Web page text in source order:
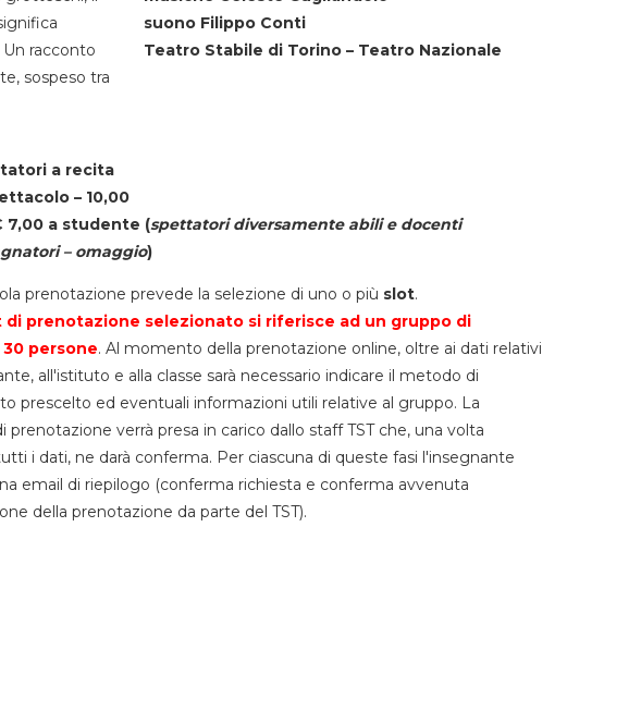
racconto
sospeso tra
suono Filippo Conti
Teatro Stabile di Torino – Teatro Nazionale
a recita
– 10,00
7,00 a studente (spettatori diversamente abili e docenti
– omaggio)
prenotazione prevede la selezione di uno o più slot.
di prenotazione selezionato si riferisce ad un gruppo di
30 persone. Al momento della prenotazione online, oltre ai dati relativi
all'istituto e alla classe sarà necessario indicare il metodo di
prescelto ed eventuali informazioni utili relative al gruppo. La
prenotazione verrà presa in carico dallo staff TST che, una volta
i dati, ne darà conferma. Per ciascuna di queste fasi l'insegnante
email di riepilogo (conferma richiesta e conferma avvenuta
della prenotazione da parte del TST).